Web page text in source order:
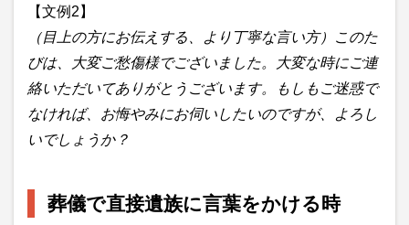
【文例2】
（目上の方にお伝えする、より丁寧な言い方）このた
びは、大変ご愁傷様でございました。大変な時にご連
絡いただいてありがとうございます。もしもご迷惑で
なければ、お悔やみにお伺いしたいのですが、よろし
いでしょうか？
葬儀で直接遺族に言葉をかける時